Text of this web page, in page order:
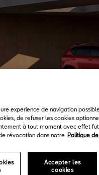
experience de navigation
de refuser les cookies
à tout moment avec effet
révocation dans notre Politique
Accepter les
cookies